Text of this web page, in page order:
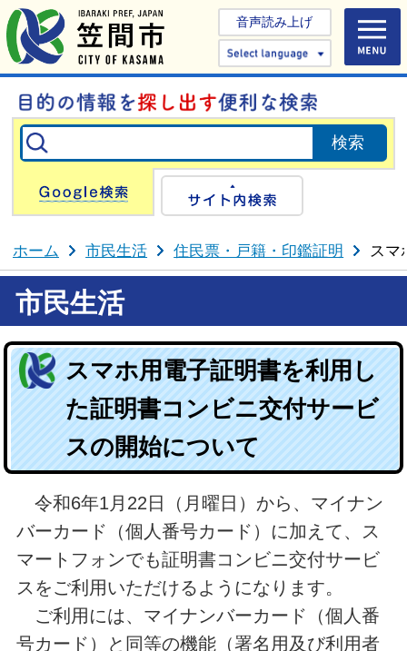
音声読み上げ
Select
Google検索
ホーム 市民生活 住民票・戸籍・印鑑証明 スマ
市民生活
スマホ用電子証明書を利用し
た証明書コンビニ交付サービ
スの開始について
令和6年1月22日（月曜日）から、マイナン
バーカード（個人番号カード）に加えて、ス
マートフォンでも証明書コンビニ交付サービ
スをご利用いただけるようになります。
ご利用には、マイナンバーカード（個人番
号カード）と同等の機能（署名用及び利用者